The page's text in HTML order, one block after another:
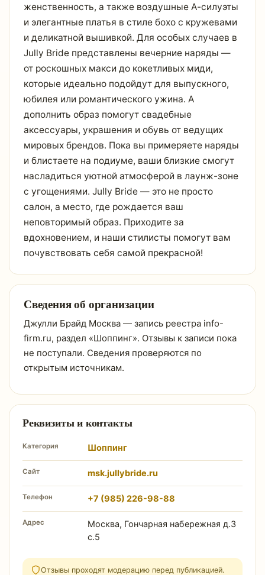
женственность, а также воздушные А-силуэты
и элегантные платья в стиле бохо с кружевами
и деликатной вышивкой. Для особых случаев в
Jully Bride представлены вечерние наряды —
от роскошных макси до кокетливых миди,
которые идеально подойдут для выпускного,
юбилея или романтического ужина. А
дополнить образ помогут свадебные
аксессуары, украшения и обувь от ведущих
мировых брендов. Пока вы примеряете наряды
и блистаете на подиуме, ваши близкие смогут
насладиться уютной атмосферой в лаунж-зоне
с угощениями. Jully Bride — это не просто
салон, а место, где рождается ваш
неповторимый образ. Приходите за
вдохновением, и наши стилисты помогут вам
почувствовать себя самой прекрасной!
Сведения об организации
Джулли Брайд Москва — запись реестра info-
firm.ru, раздел «Шоппинг». Отзывы к записи пока
не поступали. Сведения проверяются по
открытым источникам.
Реквизиты и контакты
Категория Шоппинг
Сайт msk.jullybride.ru
Телефон +7 (985) 226-98-88
Адрес
Москва, Гончарная набережная д.3
с.5
Отзывы проходят модерацию перед публикацией.